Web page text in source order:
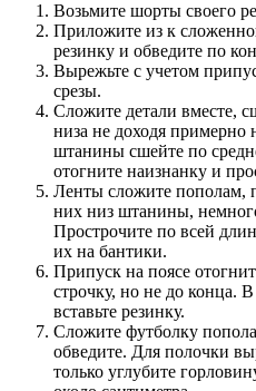
Возьмите шорты своего
Приложите из к
резинку и обведите по
Вырежьте с учетом
срезы.
Сложите детали вместе,
низа не доходя примерно
штанины сшейте по
отогните наизнанку и
Ленты сложите пополам,
них низ штанины,
Прострочите по всей
их на бантики.
Припуск на поясе
строчку, но не до конца.
вставьте резинку.
Сложите футболку
обведите. Для полочки
только углубите